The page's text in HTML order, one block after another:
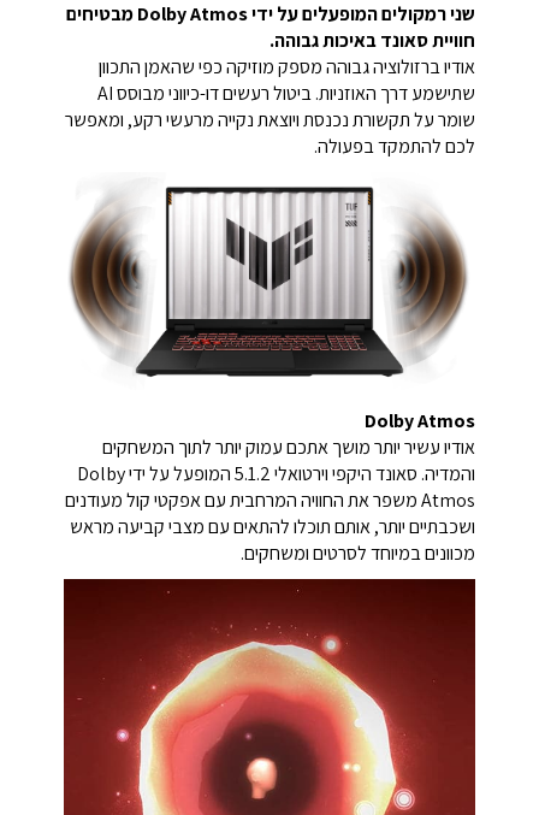
שני רמקולים המופעלים על ידי Dolby Atmos מבטיחים
חוויית סאונד באיכות גבוהה.
אודיו ברזולוציה גבוהה מספק מוזיקה כפי שהאמן התכוון
שתישמע דרך האוזניות. ביטול רעשים דו-כיווני מבוסס AI
שומר על תקשורת נכנסת ויוצאת נקייה מרעשי רקע, ומאפשר
לכם להתמקד בפעולה.
Dolby Atmos
אודיו עשיר יותר מושך אתכם עמוק יותר לתוך המשחקים
והמדיה. סאונד היקפי וירטואלי 5.1.2 המופעל על ידי Dolby
Atmos משפר את החוויה המרחבית עם אפקטי קול מעודנים
ושכבתיים יותר, אותם תוכלו להתאים עם מצבי קביעה מראש
מכוונים במיוחד לסרטים ומשחקים.